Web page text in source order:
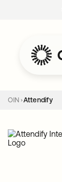
OIN Attendify